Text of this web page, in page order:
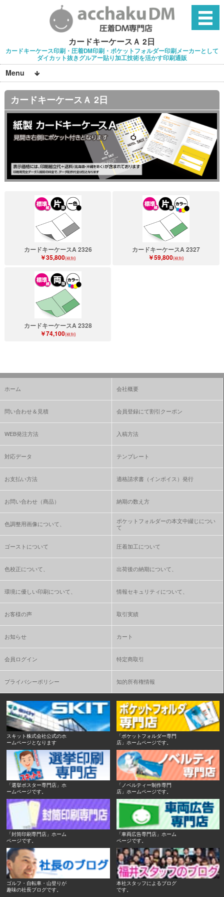
カードキーケースＡ 2日
カードキーケース印刷・圧着DM印刷・ポケットフォルダー印刷メーカーとして
ダイカット抜きグルアー貼り加工技術を活かす印刷通販
Menu
カードキーケースＡ 2日
カードキーケースA 2326
￥35,800(税別)
カードキーケースA 2327
￥59,800(税別)
カードキーケースA 2328
￥74,100(税別)
ホーム 会社概要
問い合わせ＆見積 会員登録にて割引クーポン
WEB発注方法 入稿方法
対応データ テンプレート
お支払い方法 適格請求書（インボイス）発行
お問い合わせ（商品） 納期の数え方
色調整用画像について、
ポケットフォルダーの本文中綴じについ
て
ゴーストについて 圧着加工について
色校正について、 出荷後の納期について、
環境に優しい印刷について、 情報セキュリティについて、
お客様の声 取引実績
お知らせ カート
会員ログイン 特定商取引
プライバシーポリシー 知的所有権情報
スキット株式会社公式のホ
ームページとなります
「ポケットフォルダー専門
店」ホームページです。
「選挙ポスター専門店」ホ
ームページです。
「ノベルティー制作専門
店」ホームページです。
「封筒印刷専門店」ホーム
ページです。
「車両広告専門店」ホーム
ページです。
ゴルフ・自転車・山登りが
趣味の社長ブログです。
本社スタッフによるブログ
です。